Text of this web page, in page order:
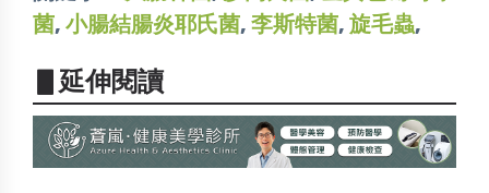
菌, 小腸結腸炎耶氏菌, 李斯特菌, 旋毛蟲,
▋延伸閱讀